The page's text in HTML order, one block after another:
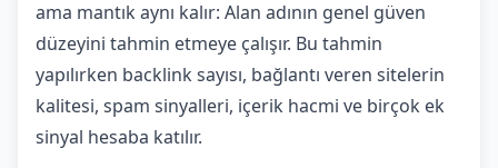
ama mantık aynı kalır: Alan adının genel güven
düzeyini tahmin etmeye çalışır. Bu tahmin
yapılırken backlink sayısı, bağlantı veren sitelerin
kalitesi, spam sinyalleri, içerik hacmi ve birçok ek
sinyal hesaba katılır.